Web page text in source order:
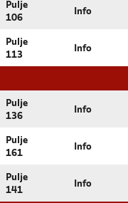
Pulje
106
Info
Pulje
113
Info
Pulje
136
Info
Pulje
161
Info
Pulje
141
Info